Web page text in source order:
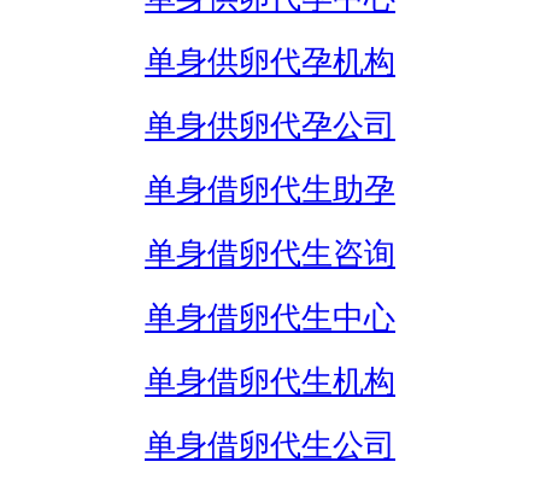
单身供卵代孕机构
单身供卵代孕公司
单身借卵代生助孕
单身借卵代生咨询
单身借卵代生中心
单身借卵代生机构
单身借卵代生公司